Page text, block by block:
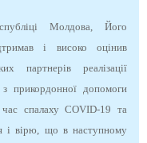
Молдова, Його
і високо оцінив
партнерів реалізації
прикордонної допомоги
спалаху COVID-19 та
і вірю, що в наступному